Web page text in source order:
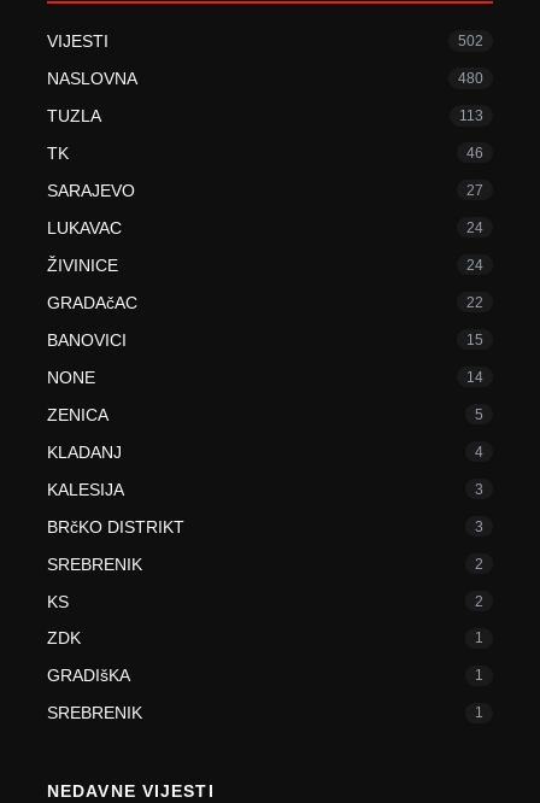
VIJESTI 502
NASLOVNA 480
TUZLA 113
TK 46
SARAJEVO 27
LUKAVAC 24
ŽIVINICE 24
GRADAčAC 22
BANOVICI 15
NONE 14
ZENICA 5
KLADANJ 4
KALESIJA 3
BRčKO DISTRIKT 3
SREBRENIK 2
KS 2
ZDK 1
GRADIšKA 1
SREBRENIK 1
NEDAVNE VIJESTI